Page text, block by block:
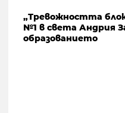
„Тревожността
№1 в света Андрия
образованието